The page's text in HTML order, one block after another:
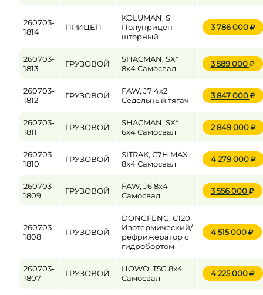
Цена
от до
260703-
1814
ПРИЦЕП
KOLUMAN, S
Полуприцеп
шторный
3 786 000
260703-
1813
ГРУЗОВОЙ
SHACMAN, SX*
8x4 Самосвал
3 589 000
260703-
1812
ГРУЗОВОЙ
FAW, J7 4x2
Седельный тягач
3 847 000
260703-
1811
ГРУЗОВОЙ
SHACMAN, SX*
6x4 Самосвал
2 849 000
260703-
1810
ГРУЗОВОЙ
SITRAK, C7H MAX
8x4 Самосвал
4 279 000
260703-
1809
ГРУЗОВОЙ
FAW, J6 8x4
Самосвал
3 556 000
260703-
1808
ГРУЗОВОЙ
DONGFENG, C120
Изотермический/
рефрижератор с
гидробортом
4 515 000
260703-
1807
ГРУЗОВОЙ
HOWO, T5G 8x4
Самосвал
4 225 000